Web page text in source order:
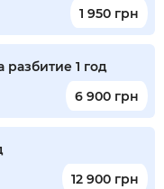
1 950 грн
1 год
6 900 грн
12 900 грн